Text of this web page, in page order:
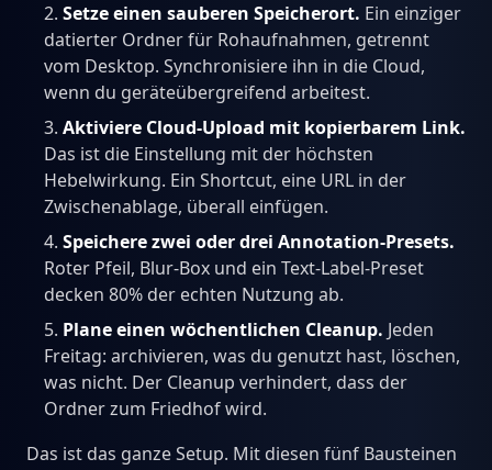
Setze einen sauberen Speicherort. Ein einziger
datierter Ordner für Rohaufnahmen, getrennt
vom Desktop. Synchronisiere ihn in die Cloud,
wenn du geräteübergreifend arbeitest.
Aktiviere Cloud-Upload mit kopierbarem Link.
Das ist die Einstellung mit der höchsten
Hebelwirkung. Ein Shortcut, eine URL in der
Zwischenablage, überall einfügen.
Speichere zwei oder drei Annotation-Presets.
Roter Pfeil, Blur-Box und ein Text-Label-Preset
decken 80% der echten Nutzung ab.
Plane einen wöchentlichen Cleanup. Jeden
Freitag: archivieren, was du genutzt hast, löschen,
was nicht. Der Cleanup verhindert, dass der
Ordner zum Friedhof wird.
Das ist das ganze Setup. Mit diesen fünf Bausteinen